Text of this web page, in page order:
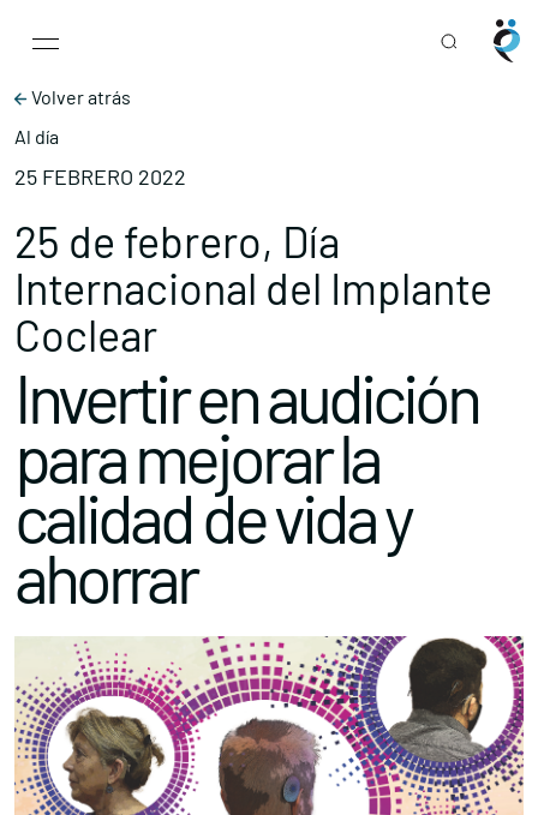
Main Navigation
Volver atrás
Al día
25 FEBRERO 2022
25 de febrero, Día
Internacional del Implante
Coclear
Invertir en audición
para mejorar la
calidad de vida y
ahorrar